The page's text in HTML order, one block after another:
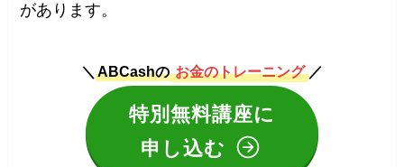
があります。
＼ ABCashの お金のトレーニング ／
特別無料講座に
申し込む